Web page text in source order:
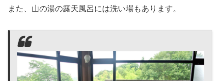
また、山の湯の露天風呂には洗い場もあります。